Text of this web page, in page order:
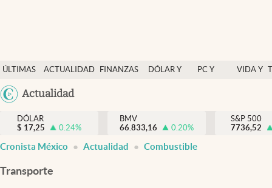
ÚLTIMAS
NOTICIAS
ACTUALIDAD
FINANZAS
DÓLAR Y
PC Y
VIDA Y
México
Actualidad
Actualidad
Finanzas y economía
Dólar y mercados
DÓLAR
$ 17,25 0.24%
BMV
66.833,16
0.20%
S&P 500
7736,52
Cronista México Actualidad Combustible
Transporte